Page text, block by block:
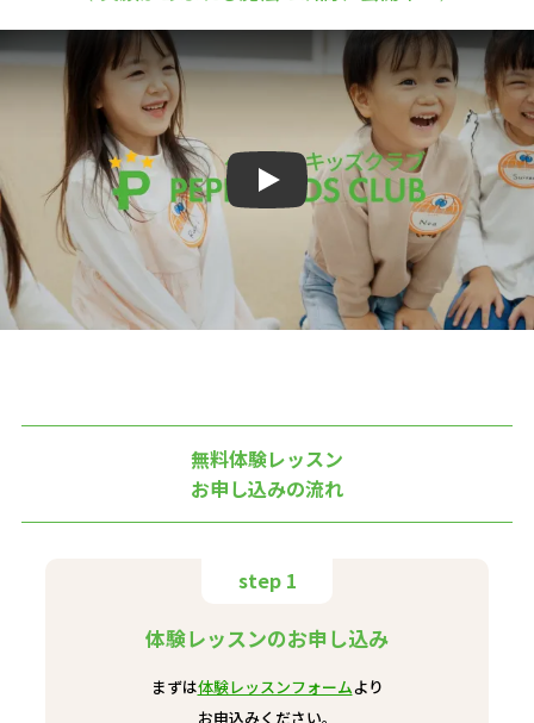
Play
無料体験レッスン
お申し込みの流れ
step 1
体験レッスンのお申し込み
まずは体験レッスンフォームより
お申込みください。